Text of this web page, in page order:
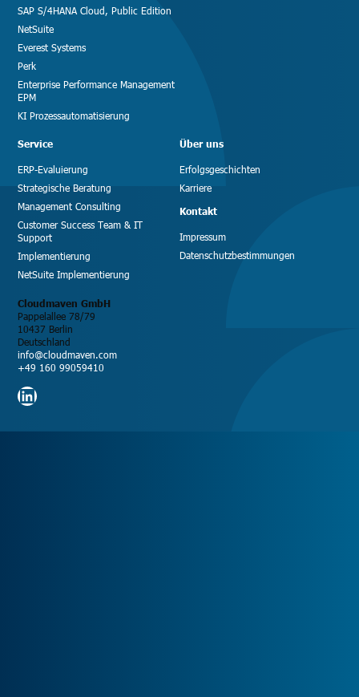
SAP S/4HANA Cloud, Public Edition
NetSuite
Everest Systems
Perk
Enterprise Performance Management
EPM
KI Prozessautomatisierung
Service
ERP-Evaluierung
Strategische Beratung
Management Consulting
Customer Success Team & IT
Support
Implementierung
NetSuite Implementierung
Über uns
Erfolgsgeschichten
Karriere
Kontakt
Impressum
Datenschutzbestimmungen
Cloudmaven GmbH
Pappelallee 78/79
10437 Berlin
Deutschland
info@cloudmaven.com
+49 160 99059410
LinkedIn